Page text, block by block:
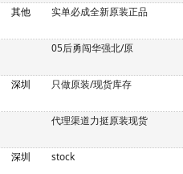
其他 实单必成全新原装正品
05后勇闯华强北/原
深圳 只做原装/现货库存
代理渠道力挺原装现货
深圳 stock